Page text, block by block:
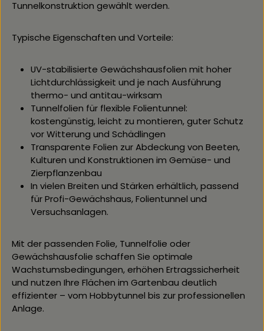
Größe für Ihr Projekt zu finden. Unsere Noppenfolie
zuschneiden.
schaffen Sie optimale Bedingungen für Ihre Pflanzen
Gartenbau.Setzen Sie auf langanhaltende Profi-
Zaunanlage über Jahrzehnte sicher in Form bleibt.
Tunnelkonstruktion gewählt werden.​
Typische Eigenschaften und Vorteile:
UV-stabilisierte Gewächshausfolien mit hoher
Lichtdurchlässigkeit und je nach Ausführung
thermo- und antitau-wirksam
Tunnelfolien für flexible Folientunnel:
kostengünstig, leicht zu montieren, guter Schutz
vor Witterung und Schädlingen
Transparente Folien zur Abdeckung von Beeten,
Kulturen und Konstruktionen im Gemüse- und
Zierpflanzenbau
​ In vielen Breiten und Stärken erhältlich, passend
für Profi-Gewächshaus, Folientunnel und
Versuchsanlagen.
Mit der passenden Folie, Tunnelfolie oder
Gewächshausfolie schaffen Sie optimale
Wachstumsbedingungen, erhöhen Ertragssicherheit
und nutzen Ihre Flächen im Gartenbau deutlich
effizienter – vom Hobbytunnel bis zur professionellen
Anlage.